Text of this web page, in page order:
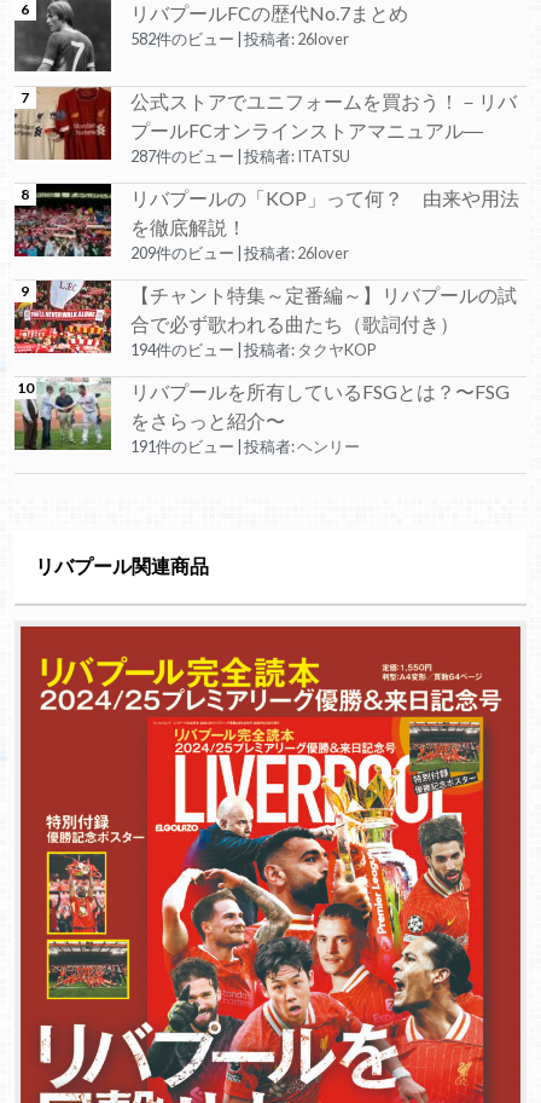
リバプールFCの歴代No.7まとめ
582件のビュー 投稿者:26lover
公式ストアでユニフォームを買おう！－リバ
プールFCオンラインストアマニュアル―
287件のビュー 投稿者:ITATSU
リバプールの「KOP」って何？ 由来や用法
を徹底解説！
209件のビュー 投稿者:26lover
【チャント特集～定番編～】リバプールの試
合で必ず歌われる曲たち（歌詞付き）
194件のビュー 投稿者: タクヤKOP
リバプールを所有しているFSGとは？〜FSG
をさらっと紹介〜
191件のビュー 投稿者:ヘンリー
リバプール関連商品